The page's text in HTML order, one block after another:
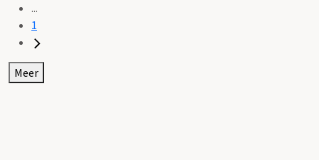
...
1
Meer